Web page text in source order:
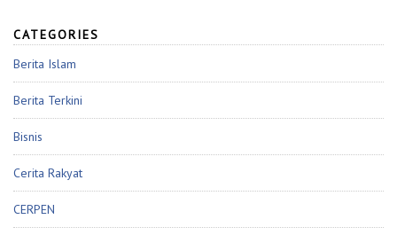
CATEGORIES
Berita Islam
Berita Terkini
Bisnis
Cerita Rakyat
CERPEN